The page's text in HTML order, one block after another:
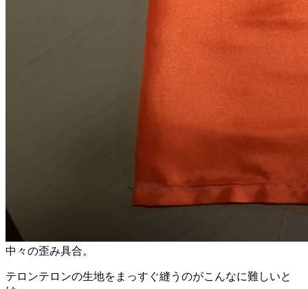
中々の歪み具合。
テロンテロンの生地をまっすぐ縫うのがこんなに難しいと